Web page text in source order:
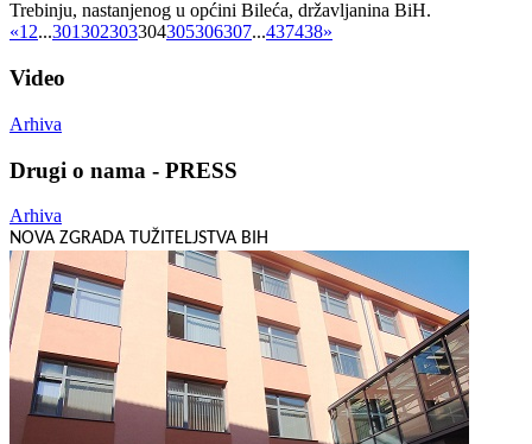
Trebinju, nastanjenog u općini Bileća, državljanina BiH.
«12...301302303304305306307...437438»
Video
Arhiva
Drugi o nama - PRESS
Arhiva
NOVA ZGRADA TUŽITELJSTVA BIH